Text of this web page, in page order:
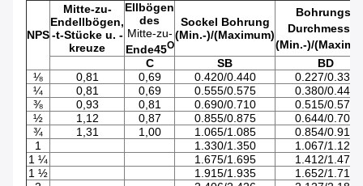
NPS
Mitte-zu-
Endellbögen,
-t-Stücke u. -
kreuze
Ellbögen
des
Mitte-zu-
Ende45O
Sockel Bohrung
(Min.-)/(Maximum)
Bohrungs-
Durchmesser.
(Min.-)/
C
SB
BD
⅛
0,81 0,69 0.420/0.440
0.227/0.337
¼
0,81 0,69 0.555/0.575
0.380/0.440
⅜
0,93 0,81 0.690/0.710
0.515/0.575
½
1,12 0,87 0.855/0.875
0.644/0.704
¾
1,31 1,00 1.065/1.085
0.854/0.914
1
1.330/1.350
1.067/1.127
1 ¼
1.675/1.695
1.412/1.472
1 ½
1.915/1.935
1.652/1.712